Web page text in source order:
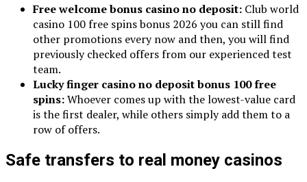
Free welcome bonus casino no deposit: Club world
casino 100 free spins bonus 2026 you can still find
other promotions every now and then, you will find
previously checked offers from our experienced test
team.
Lucky finger casino no deposit bonus 100 free
spins:Whoever comes up with the lowest-value card
is the first dealer, while others simply add them to a
row of offers.
Safe transfers to real money casinos